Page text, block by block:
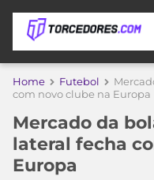
APOSTAS
DE
APOSTA
COPA
DO
Home Futebol
com novo clube na Europa
Mercado da
lateral fecha
Europa